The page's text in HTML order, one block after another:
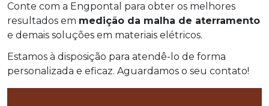
Conte com a Engpontal para obter os melhores
resultados em medição da malha de aterramento
e demais soluções em materiais elétricos.
Estamos à disposição para atendê-lo de forma
personalizada e eficaz. Aguardamos o seu contato!